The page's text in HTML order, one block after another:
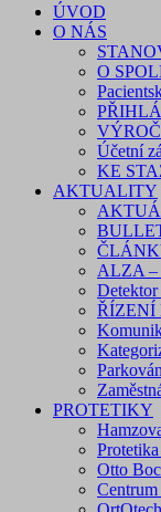
ÚVOD
O NÁS
O
Účetní
KE
AKTUALITY
ALZA –
ŘÍZENÍ
PROTETIKY
Otto